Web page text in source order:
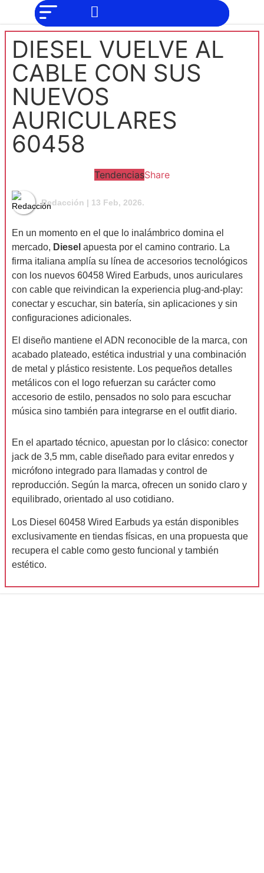
Tendencias
Entrevistas
Cultura
series
Barras
Del
Mes
Música
Noticias
Tendencias
Entrevistas
Foodie
Cultura
Mix
series
Barras
Del
Mes
PERO IGUAL
TAMBIÉN TE
PODEMOS
AYUDAR
DIESEL VUELVE AL
CABLE CON SUS
NUEVOS
AURICULARES
60458
TendenciasShare
Redacción | 13 Feb, 2026.
En un momento en el que lo inalámbrico domina el
mercado, Diesel apuesta por el camino contrario. La
firma italiana amplía su línea de accesorios tecnológicos
con los nuevos 60458 Wired Earbuds, unos auriculares
con cable que reivindican la experiencia plug-and-play:
conectar y escuchar, sin batería, sin aplicaciones y sin
configuraciones adicionales.
El diseño mantiene el ADN reconocible de la marca, con
acabado plateado, estética industrial y una combinación
de metal y plástico resistente. Los pequeños detalles
metálicos con el logo refuerzan su carácter como
accesorio de estilo, pensados no solo para escuchar
música sino también para integrarse en el outfit diario.
En el apartado técnico, apuestan por lo clásico: conector
jack de 3,5 mm, cable diseñado para evitar enredos y
micrófono integrado para llamadas y control de
reproducción. Según la marca, ofrecen un sonido claro y
equilibrado, orientado al uso cotidiano.
Los Diesel 60458 Wired Earbuds ya están disponibles
exclusivamente en tiendas físicas, en una propuesta que
recupera el cable como gesto funcional y también
estético.